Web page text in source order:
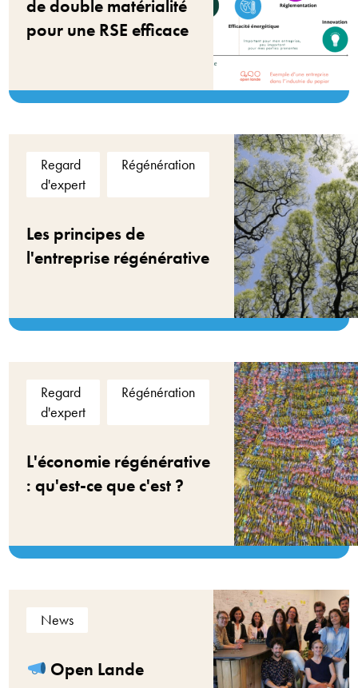
de double matérialité
pour une RSE efficace
Regard
d'expert
Régénération
Les principes de
l'entreprise régénérative
Regard
d'expert
Régénération
L'économie régénérative
: qu'est-ce que c'est ?
News
Open Lande